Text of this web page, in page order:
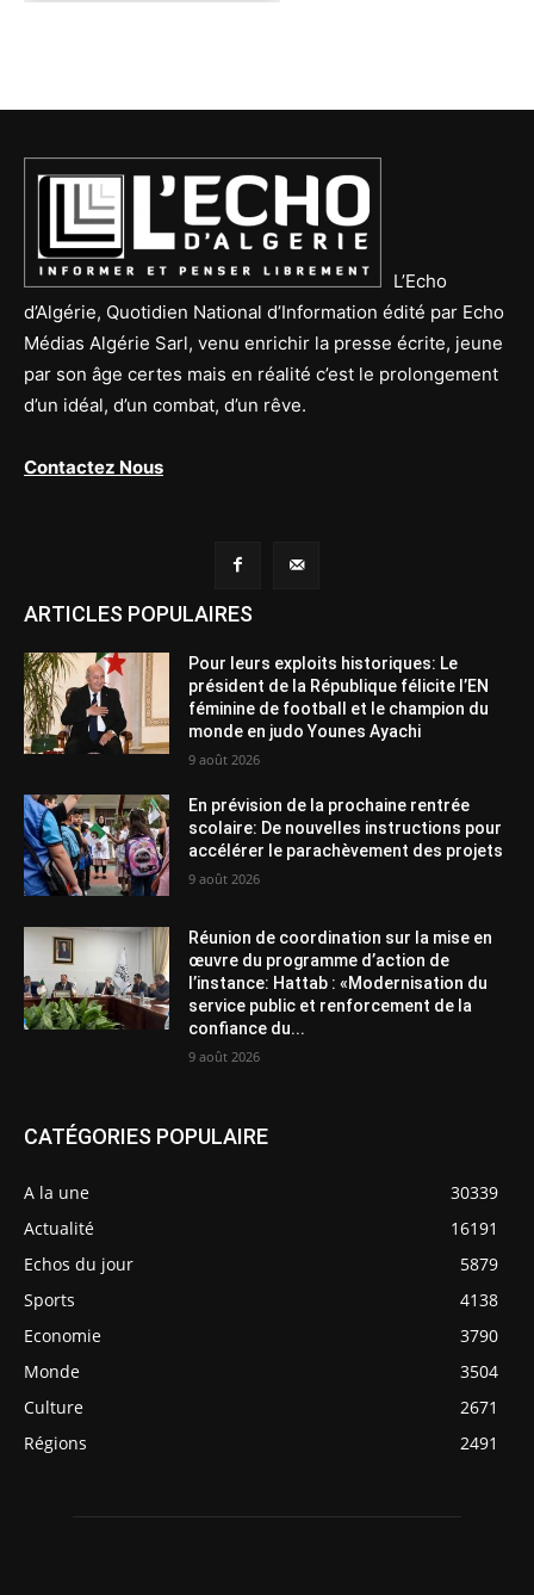
L’Echo
d’Algérie, Quotidien National d’Information édité par Echo
Médias Algérie Sarl, venu enrichir la presse écrite, jeune
par son âge certes mais en réalité c’est le prolongement
d’un idéal, d’un combat, d’un rêve.
Contactez Nous
ARTICLES POPULAIRES
Pour leurs exploits historiques: Le
président de la République félicite l’EN
féminine de football et le champion du
monde en judo Younes Ayachi
9 août 2026
En prévision de la prochaine rentrée
scolaire: De nouvelles instructions pour
accélérer le parachèvement des projets
9 août 2026
Réunion de coordination sur la mise en
œuvre du programme d’action de
l’instance: Hattab : «Modernisation du
service public et renforcement de la
confiance du...
9 août 2026
CATÉGORIES POPULAIRE
A la une
30339
Actualité
16191
Echos du jour
5879
Sports
4138
Economie
3790
Monde
3504
Culture
2671
Régions
2491